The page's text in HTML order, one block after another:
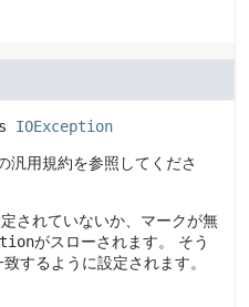
IOException
汎用規約を参照してくださ
されていないか、マークが無
がスローされます。
そう
致するように設定されます。